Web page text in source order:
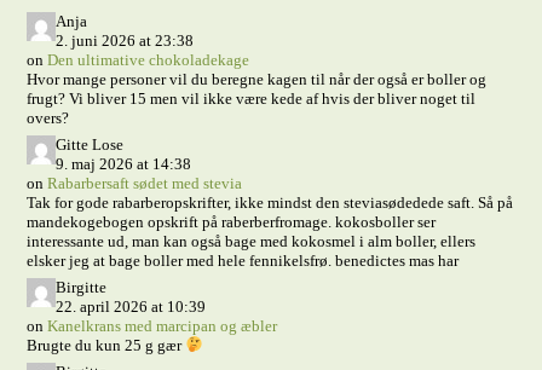
Anja
2. juni 2026 at 23:38
onDen ultimative chokoladekage
Hvor mange personer vil du beregne kagen til når der også er boller og
frugt? Vi bliver 15 men vil ikke være kede af hvis der bliver noget til
overs?
Gitte Lose
9. maj 2026 at 14:38
onRabarbersaft sødet med stevia
Tak for gode rabarberopskrifter, ikke mindst den steviasødedede saft. Så på
mandekogebogen opskrift på raberberfromage. kokosboller ser
interessante ud, man kan også bage med kokosmel i alm boller, ellers
elsker jeg at bage boller med hele fennikelsfrø. benedictes mas har
Birgitte
22. april 2026 at 10:39
onKanelkrans med marcipan og æbler
Brugte du kun 25 g gær